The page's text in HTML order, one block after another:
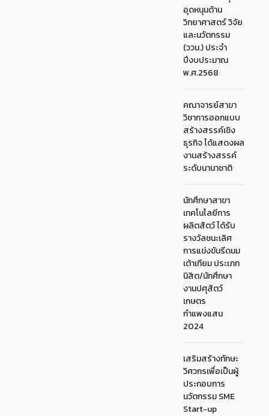
อุดหนุนด้าน
วิทยาศาสตร์ วิจัย
และนวัตกรรม
(ววน.) ประจำ
ปีงบประมาณ
พ.ศ.2568
คณาจารย์สาขา
วิชาการออกแบบ
สร้างสรรค์เชิง
ธุรกิจ ได้แสดงผล
งานสร้างสรรค์
ระดับนานาชาติ
นักศึกษาสาขา
เทคโนโลยีการ
ผลิตสัตว์ ได้รับ
รางวัลชนะเลิศ
การแข่งขันรีดนม
เต้าเทียม ประเภท
นิสิต/นักศึกษา
งานปศุสัตว์
เกษตร
กำแพงแสน
2024
เสริมสร้างทักษะ
วิศวกรเพื่อเป็นผู้
ประกอบการ
นวัตกรรม SME
Start-up